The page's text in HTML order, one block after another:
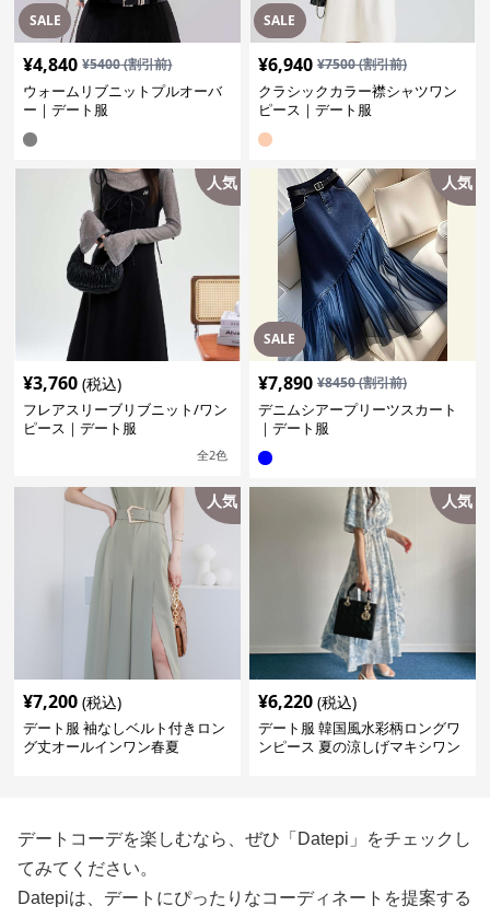
SALE
¥4,840 ¥5400(割引前)
ウォームリブニットプルオーバ
ー｜デート服
SALE
¥6,940 ¥7500(割引前)
クラシックカラー襟シャツワン
ピース｜デート服
人気
¥3,760 (税込)
フレアスリーブリブニット/ワン
ピース｜デート服
全2色
SALE
人気
¥7,890 ¥8450(割引前)
デニムシアープリーツスカート
｜デート服
人気
¥7,200 (税込)
デート服 袖なしベルト付きロン
グ丈オールインワン春夏
人気
¥6,220 (税込)
デート服 韓国風水彩柄ロングワ
ンピース 夏の涼しげマキシワン
デートコーデを楽しむなら、ぜひ「Datepi」をチェックし
てみてください。
Datepiは、デートにぴったりなコーディネートを提案する